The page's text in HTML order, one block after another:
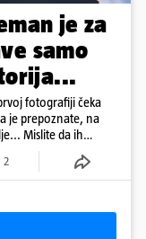
je za
samo
fotografiji čeka
je prepoznate, na
Mislite da ih
lako... Odigrajte
'pobjegnite'
2